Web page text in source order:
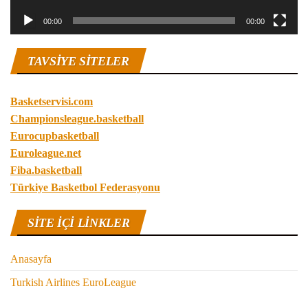
00:00 00:00
TAVSIYE SITELER
Basketservisi.com
Championsleague.basketball
Eurocupbasketball
Euroleague.net
Fiba.basketball
Türkiye Basketbol Federasyonu
SITE IÇI LINKLER
Anasayfa
Turkish Airlines EuroLeague